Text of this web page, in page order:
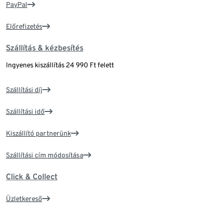
PayPal
Előrefizetés
Szállítás & kézbesítés
Ingyenes kiszállítás 24 990 Ft felett
Szállítási díj
Szállítási idő
Kiszállító partnerünk
Szállítási cím módosítása
Click & Collect
Üzletkereső